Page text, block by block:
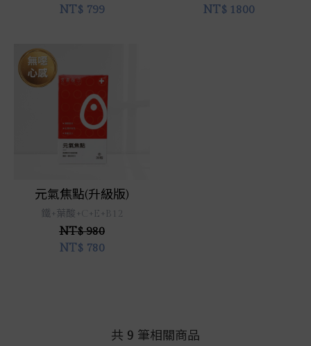
NT$799
NT$ 1800
元氣焦點(升級版)
鐵+葉酸+C+E+B12
NT$ 980
NT$780
共 9 筆相關商品